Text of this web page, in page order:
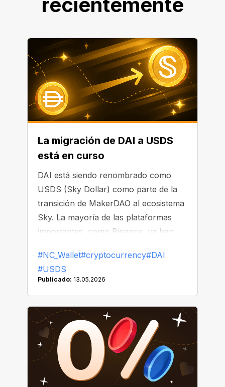
La migración de DAI a USDS
está en curso
DAI está siendo renombrado como
USDS (Sky Dollar) como parte de la
transición de MakerDAO al ecosistema
Sky. La mayoría de las plataformas
importantes, como Binance, ya han
DAI de sus listados.
#NC_Wallet#cryptocurrency#DAI
#USDS
Publicado: 13.05.2026